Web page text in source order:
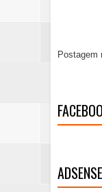
Postagem
ADSENSE